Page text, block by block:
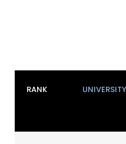
RANK UNIVERSITY